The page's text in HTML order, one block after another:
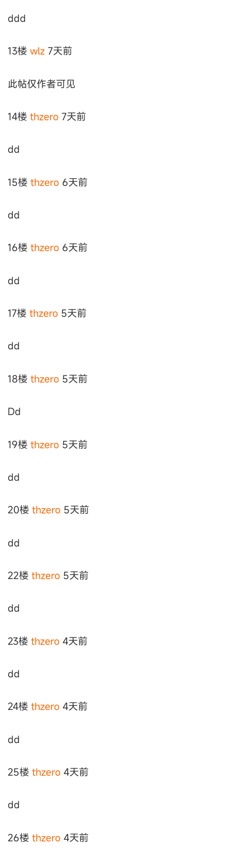
ddd
13楼 wlz 7天前
此帖仅作者可见
14楼 thzero 7天前
dd
15楼 thzero 6天前
dd
16楼 thzero 6天前
dd
17楼 thzero 5天前
dd
18楼 thzero 5天前
Dd
19楼 thzero 5天前
dd
20楼 thzero 5天前
dd
22楼 thzero 5天前
dd
23楼 thzero 4天前
dd
24楼 thzero 4天前
dd
25楼 thzero 4天前
dd
26楼 thzero 4天前